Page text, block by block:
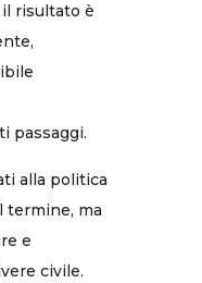
il risultato è
passaggi.
alla politica
termine, ma
e
civile.